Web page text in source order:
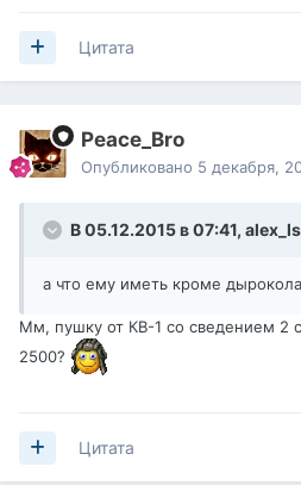
Цитата
Peace_Bro
Опубликовано 5 декабря,
В 05.12.2015 в 07:41, alex_ls
а что ему иметь кроме
Мм, пушку от КВ-1 со сведением 2
2500?
Цитата